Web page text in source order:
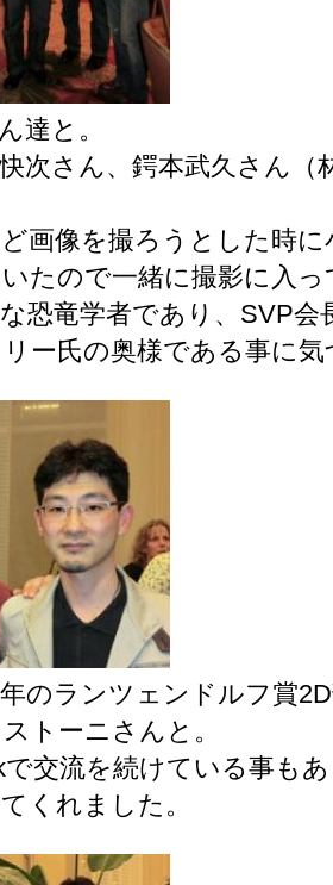
達と。
次さん、鍔本武久さん（
画像を撮ろうとした時に
たので一緒に撮影に入
恐竜学者であり、SVP会
ー氏の奥様である事に
のランツェンドルフ賞
トーニさんと。
で交流を続けている事も
くれました。